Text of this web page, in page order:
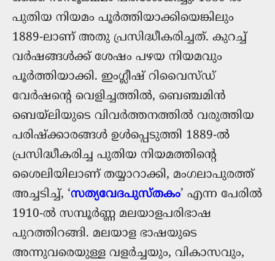
പുതിയ നിയമം പൂർത്തിയാക്കിയെങ്കിലും
1889-ലാണ് അതു പ്രസിദ്ധീകരിച്ചത്. കുറച്ച്
വർഷങ്ങൾക്ക് ശേഷം പഴയ നിയമവും
പൂർത്തിയാക്കി. ഇംഗ്ലീഷ് റിവൈസ്‌ഡ്
വേർഷന്റെ വെളിച്ചത്തിൽ, ബെഞ്ചമിൻ
ബെയ്‌ലിയുടെ വിവർത്തനത്തിൽ വരുത്തിയ
പരിഷ്ക്കാരങ്ങൾ ഉൾപ്പെടുത്തി 1889-ൽ
പ്രസിദ്ധീകരിച്ച പുതിയ നിയമത്തിന്റെ
ശൈലിയിലാണ് തയ്യാറാക്കി, മംഗലാപുരത്ത്
അച്ചടിച്ച്, ‘സത്യവേദപുസ്തകം’ എന്ന പേരിൽ
1910-ൽ സമ്പൂർണ്ണ മലയാളപരിഭാഷ
പുറത്തിറങ്ങി. മലയാള ഭാഷയുടെ
അന്നുവരെയുള്ള വളർച്ചയും, വികാസവും,